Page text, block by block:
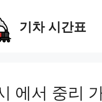
기차 시간표
에서 중리